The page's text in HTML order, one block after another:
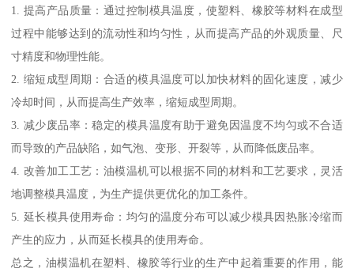
1. 提高产品质量：通过控制模具温度，使塑料、橡胶等材料在成型
过程中能够达到的流动性和均匀性，从而提高产品的外观质量、尺
寸精度和物理性能。
2. 缩短成型周期：合适的模具温度可以加快材料的固化速度，减少
冷却时间，从而提高生产效率，缩短成型周期。
3. 减少废品率：稳定的模具温度有助于避免因温度不均匀或不合适
而导致的产品缺陷，如气泡、变形、开裂等，从而降低废品率。
4. 改善加工工艺：油模温机可以根据不同的材料和工艺要求，灵活
地调整模具温度，为生产提供更优化的加工条件。
5. 延长模具使用寿命：均匀的温度分布可以减少模具因热胀冷缩而
产生的应力，从而延长模具的使用寿命。
总之，油模温机在塑料、橡胶等行业的生产中起着重要的作用，能